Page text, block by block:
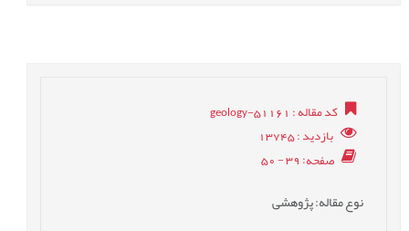
کد مقاله: geology-51161
بازدید: 13745
صفحه: 39 - 50
نوع مقاله: پژوهشی